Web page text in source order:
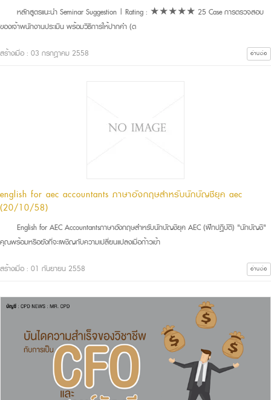
หลักสูตรแนะนำ Seminar Suggestion | Rating : ★★★★★ 25 Case การตรวจสอบ
ของเจ้าพนักงานประเมิน พร้อมวิธีการให้ปากคำ (ต
สร้างเมื่อ : 03 กรกฎาคม 2558 อ่านต่อ
english for aec accountants ภาษาอังกฤษสำหรับนักบัญชียุค aec
(20/10/58)
English for AEC Accountantsภาษาอังกฤษสำหรับนักบัญชียุค AEC (ฝึกปฎิบัติ) "นักบัญชี"
คุณพร้อมหรือยังที่จะเผชิญกับความเปลี่ยนแปลงเมื่อก้าวเข้า
สร้างเมื่อ : 01 กันยายน 2558 อ่านต่อ